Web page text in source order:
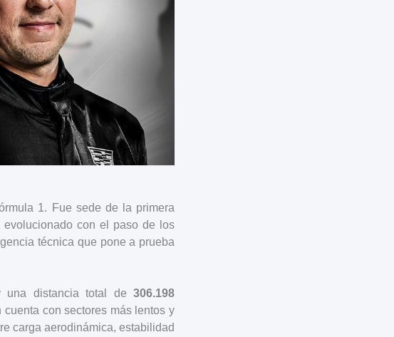
1. Fue sede de la primera
con el paso de los
técnica que pone a prueba
una distancia total de 306.198
con sectores más lentos y
carga aerodinámica, estabilidad